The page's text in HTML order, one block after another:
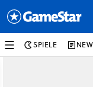
SPIELE